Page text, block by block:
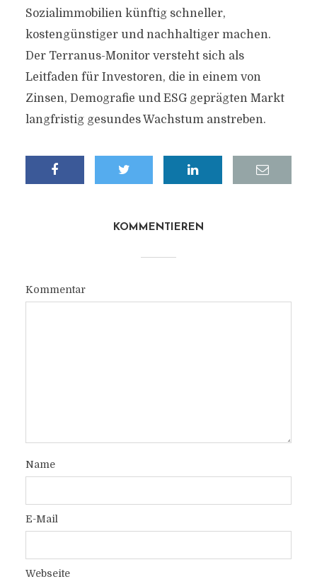
Sozialimmobilien künftig schneller,
kostengünstiger und nachhaltiger machen.
Der Terranus-Monitor versteht sich als
Leitfaden für Investoren, die in einem von
Zinsen, Demografie und ESG geprägten Markt
langfristig gesundes Wachstum anstreben.
KOMMENTIEREN
Kommentar
Name
E-Mail
Webseite